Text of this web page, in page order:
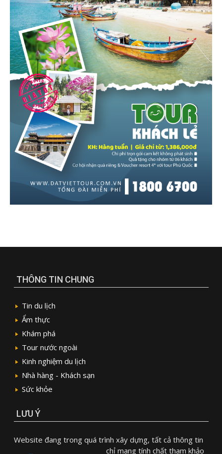
THÔNG TIN CHUNG
Tin du lịch
Ẩm thực
Khám phá
Tour nước ngoài
Kinh nghiệm du lịch
Nhà hàng - Khách sạn
Sức khỏe
LƯU Ý
Website đang trong quá trình xây dựng, tất cả thông tin
chỉ mang tính chất tham khảo